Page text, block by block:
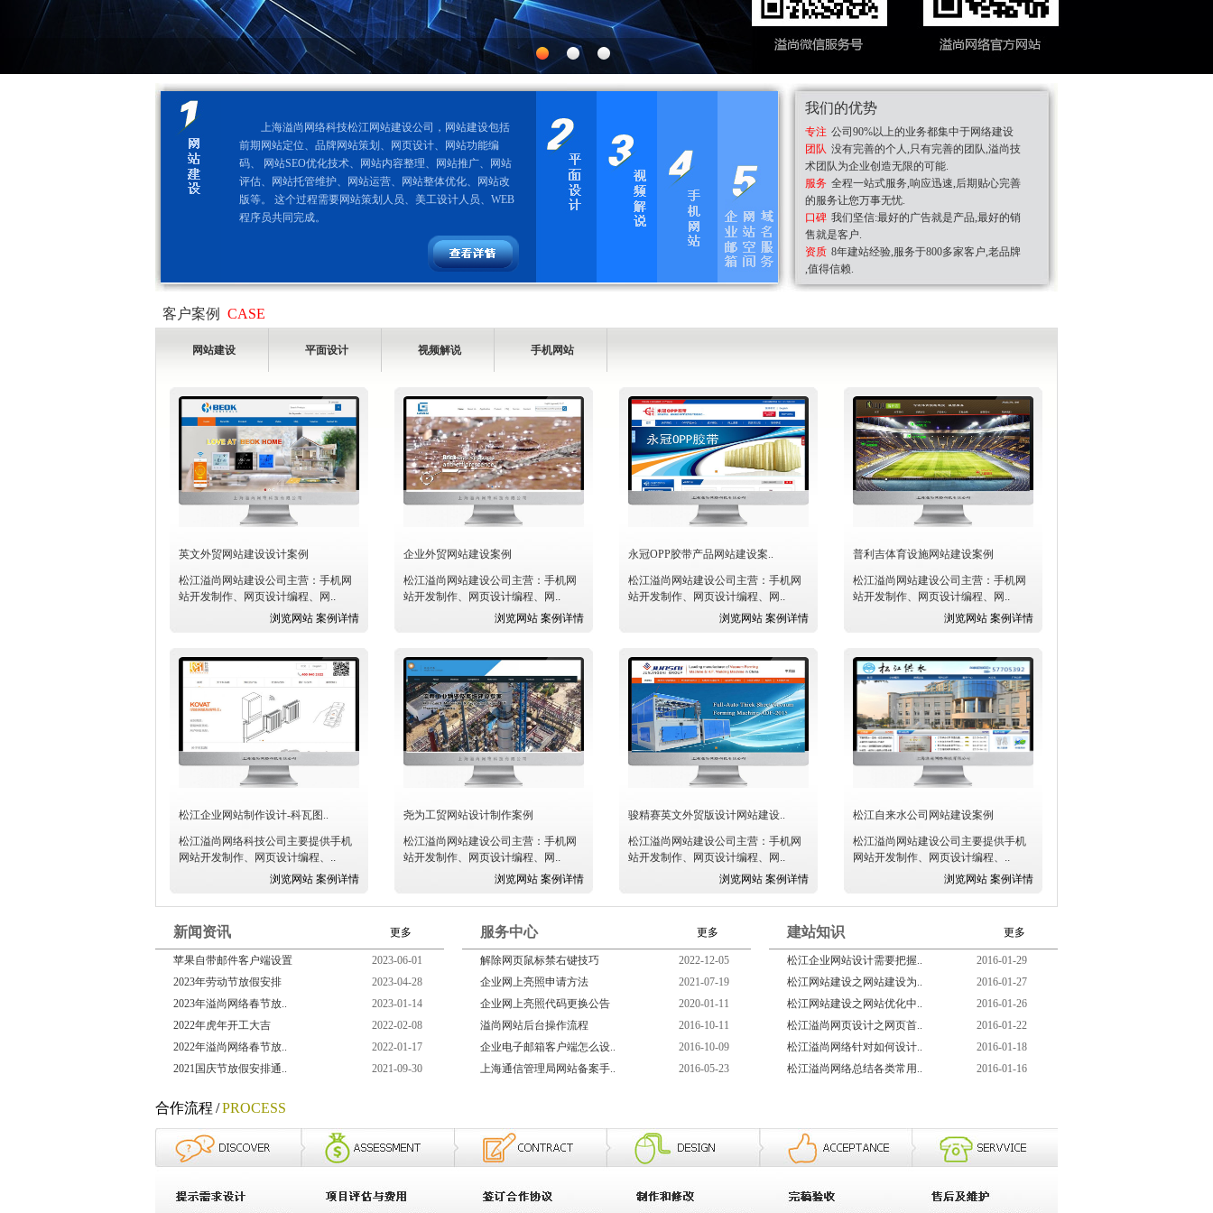
上海溢尚网络科技松江网站建设公司，网站建设包括
前期网站定位、品牌网站策划、网页设计、网站功能编
码、 网站SEO优化技术、网站内容整理、网站推广、网站
评估、网站托管维护、网站运营、网站整体优化、网站改
版等。 这个过程需要网站策划人员、美工设计人员、WEB
程序员共同完成。
计、名片设计、 企业VI设计、公司画册设计、折页设计、
卡片设计、地产设计。
司、公司logo设计、平面设计作品欣赏等都可以找到我们。
一次拍摄，终身使用，效果出众，吸引客户眼球。
只需动动你的手指,扫描二维码,精彩内容尽收眼底，智能手
机网站,随时随地查阅。
我们的优势
专注 公司90%以上的业务都集中于网络建设
团队 没有完善的个人,只有完善的团队,溢尚技
术团队为企业创造无限的可能.
服务 全程一站式服务,响应迅速,后期贴心完善
的服务让您万事无忧.
口碑 我们坚信:最好的广告就是产品,最好的销
售就是客户.
资质 8年建站经验,服务于800多家客户,老品牌
,值得信赖.
客户案例 CASE
网站建设 平面设计 视频解说 手机网站
英文外贸网站建设设计案例
松江溢尚网站建设公司主营：手机网
站开发制作、网页设计编程、网..
浏览网站 案例详情
企业外贸网站建设案例
松江溢尚网站建设公司主营：手机网
站开发制作、网页设计编程、网..
浏览网站 案例详情
永冠OPP胶带产品网站建设案..
松江溢尚网站建设公司主营：手机网
站开发制作、网页设计编程、网..
浏览网站 案例详情
普利吉体育设施网站建设案例
松江溢尚网站建设公司主营：手机网
站开发制作、网页设计编程、网..
浏览网站 案例详情
松江企业网站制作设计-科瓦图..
松江溢尚网络科技公司主要提供手机
网站开发制作、网页设计编程、..
浏览网站 案例详情
尧为工贸网站设计制作案例
松江溢尚网站建设公司主营：手机网
站开发制作、网页设计编程、网..
浏览网站 案例详情
骏精赛英文外贸版设计网站建设..
松江溢尚网站建设公司主营：手机网
站开发制作、网页设计编程、网..
浏览网站 案例详情
松江自来水公司网站建设案例
松江溢尚网站建设公司主要提供手机
网站开发制作、网页设计编程、..
浏览网站 案例详情
新闻资讯 更多
苹果自带邮件客户端设置
2023-06-01
2023年劳动节放假安排
2023-04-28
2023年溢尚网络春节放..
2023-01-14
2022年虎年开工大吉
2022-02-08
2022年溢尚网络春节放..
2022-01-17
2021国庆节放假安排通..
2021-09-30
服务中心 更多
解除网页鼠标禁右键技巧
2022-12-05
企业网上亮照申请方法
2021-07-19
企业网上亮照代码更换公告
2020-01-11
溢尚网站后台操作流程
2016-10-11
企业电子邮箱客户端怎么设..
2016-10-09
上海通信管理局网站备案手..
2016-05-23
建站知识 更多
松江企业网站设计需要把握..
2016-01-29
松江网站建设之网站建设为..
2016-01-27
松江网站建设之网站优化中..
2016-01-26
松江溢尚网页设计之网页首..
2016-01-22
松江溢尚网络针对如何设计..
2016-01-18
松江溢尚网络总结各类常用..
2016-01-16
合作流程 /PROCESS